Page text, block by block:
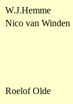
W.J.Hemme
Nico van Winden
Roelof Olde